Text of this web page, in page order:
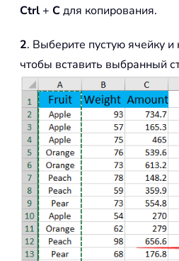
Ctrl+ Cдля копирования.
2. Выберите пустую ячейку
чтобы вставить выбранный